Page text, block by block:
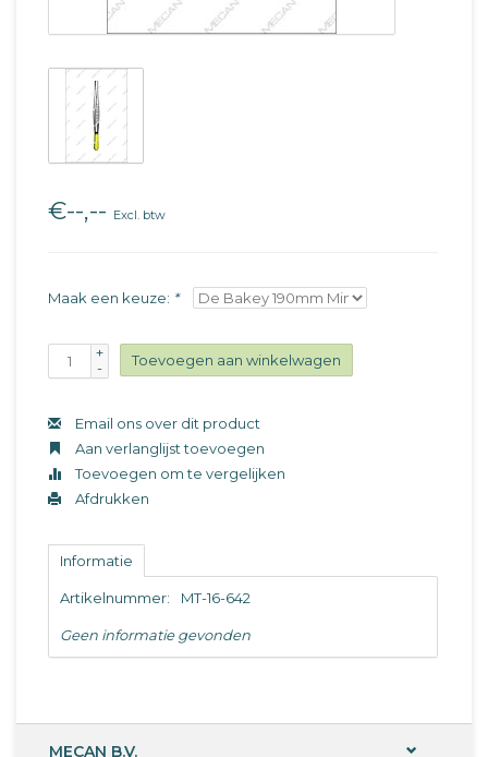
€--,-- Excl. btw
Maak een keuze: *
+
-
Toevoegen aan winkelwagen
Email ons over dit product
Aan verlanglijst toevoegen
Toevoegen om te vergelijken
Afdrukken
Informatie
Artikelnummer: MT-16-642
Geen informatie gevonden
MECAN B.V.